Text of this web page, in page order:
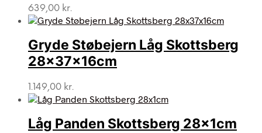
639,00 kr.
Gryde Støbejern Låg Skottsberg
28x37x16cm
1.149,00 kr.
Låg Panden Skottsberg 28x1cm